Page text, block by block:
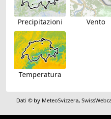
Precipitazioni Vento
Temperatura
Dati © by MeteoSvizzera,